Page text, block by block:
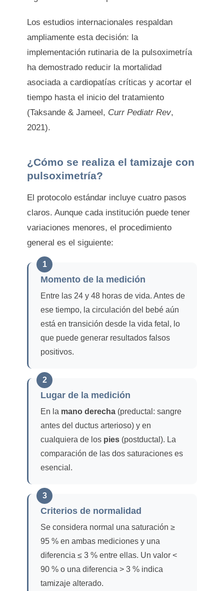
Los estudios internacionales respaldan
ampliamente esta decisión: la
implementación rutinaria de la pulsoximetría
ha demostrado reducir la mortalidad
asociada a cardiopatías críticas y acortar el
tiempo hasta el inicio del tratamiento
(Taksande & Jameel, Curr Pediatr Rev,
2021).
¿Cómo se realiza el tamizaje con
pulsoximetría?
El protocolo estándar incluye cuatro pasos
claros. Aunque cada institución puede tener
variaciones menores, el procedimiento
general es el siguiente:
1
Momento de la medición
Entre las 24 y 48 horas de vida. Antes de
ese tiempo, la circulación del bebé aún
está en transición desde la vida fetal, lo
que puede generar resultados falsos
positivos.
2
Lugar de la medición
En la mano derecha (preductal: sangre
antes del ductus arterioso) y en
cualquiera de los pies (postductal). La
comparación de las dos saturaciones es
esencial.
3
Criterios de normalidad
Se considera normal una saturación ≥
95 % en ambas mediciones y una
diferencia ≤ 3 % entre ellas. Un valor <
90 % o una diferencia > 3 % indica
tamizaje alterado.